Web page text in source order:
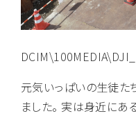
元気いっぱいの生徒た
ました。 実は身近にあ